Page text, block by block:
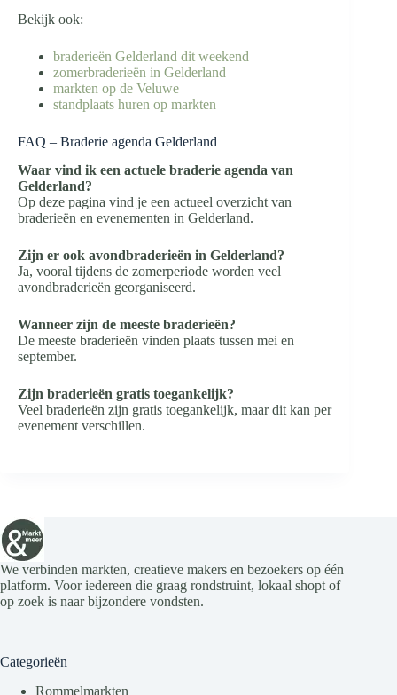
Bekijk ook:
braderieën Gelderland dit weekend
zomerbraderieën in Gelderland
markten op de Veluwe
standplaats huren op markten
FAQ – Braderie agenda Gelderland
Waar vind ik een actuele braderie agenda van
Gelderland?
Op deze pagina vind je een actueel overzicht van
braderieën en evenementen in Gelderland.
Zijn er ook avondbraderieën in Gelderland?
Ja, vooral tijdens de zomerperiode worden veel
avondbraderieën georganiseerd.
Wanneer zijn de meeste braderieën?
De meeste braderieën vinden plaats tussen mei en
september.
Zijn braderieën gratis toegankelijk?
Veel braderieën zijn gratis toegankelijk, maar dit kan per
evenement verschillen.
We verbinden markten, creatieve makers en bezoekers op één
platform. Voor iedereen die graag rondstruint, lokaal shopt of
op zoek is naar bijzondere vondsten.
Categorieën
Rommelmarkten